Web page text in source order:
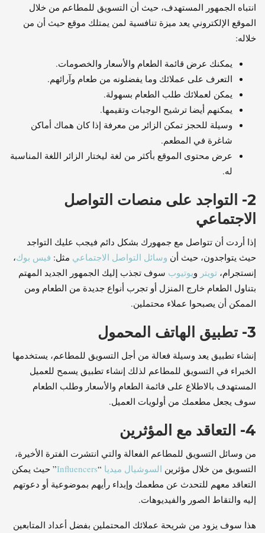
انتباه الجمهور المستهدف، حيث أن التسويق للمطاعم من خلال
الموقع الإلكتروني يعد ميزة تنافسية لمن يمتلك موقع حيث أن من
خلاله:
يمكنك عرض قائمة الطعام والأسعار والخصومات.
التعرف على عملائك وما يفضلونه من طعام وآرائهم.
يمكن لعملائك طلب الطعام بسهولة.
يمكنهم أيضا ترشيح الوجبات وتقيمها.
وسيلة للحجز تمكن الزائر من معرفة إذا كان هماك أماكن
شاغرة في المطعم.
عرض محتوى الموقع بأكثر من لغة ليختار الزائر اللغة المناسبة
له.
2- التواجد على منصات التواصل
الاجتماعي
إذا أردت أن تتواصل مع جمهورك بشكل دائم فيجب عليك التواجد
حيث يتواجدون، حيث أن وسائل التواصل الاجتماعي مثل: فيس بوك،
إنستجرام، تويتر ويوتيوب سوف تجذب إليك الجمهور الجديد المهتم
بتناول الطعام خارج المنزل أو تجرب أنواع جديدة من الطعام ومن
الممكن أن يصبحوا عملاء محتملين.
3- تطبيق الهاتف المحمول
إنشاء تطبيق يعد وسيلة فعالة من أجل التسويق للمطاعم، يستخدمها
الخبراء في التسويق للمطاعم لذلك إنشاء تطبيق يسمح للعميل
المستهدف بالاطلاع على قائمة الطعام والأسعار وطلب الطعام
سوف يجعل مطعمك من أولويات العميل.
4- التعاقد مع المؤثرين
من وسائل التسويق للمطاعم الفعالة والتي انتشرت الفترة الأخيرة،
التسويق من خلال مؤثرين السوشيال ميديا “
Influencers” حيث يمكن
التعاقد معهم للتحدث عن مطعمك وإبداء رأيهم بموضوعية أو دعوتهم
إليه والتقاط الصور والفيديوهات.
هذا سوف يزود من شريحة عملائك المحتملين بفضل أعداد المتابعين